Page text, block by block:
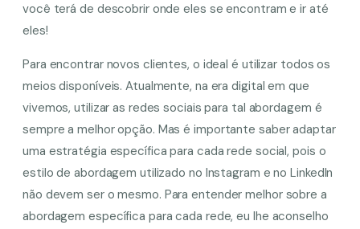
você terá de descobrir onde eles se encontram e ir até
eles!
Para encontrar novos clientes, o ideal é utilizar todos os
meios disponíveis. Atualmente, na era digital em que
vivemos, utilizar as redes sociais para tal abordagem é
sempre a melhor opção. Mas é importante saber adaptar
uma estratégia específica para cada rede social, pois o
estilo de abordagem utilizado no Instagram e no LinkedIn
não devem ser o mesmo. Para entender melhor sobre a
abordagem específica para cada rede, eu lhe aconselho